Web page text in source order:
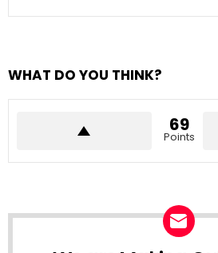
WHAT DO YOU THINK?
69
Points